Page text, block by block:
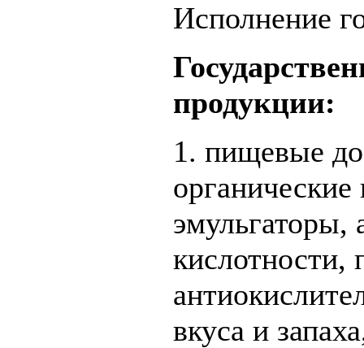
Исполнение
продукции:
1. пищевые
эмульгаторы,
кислотности,
вкуса и